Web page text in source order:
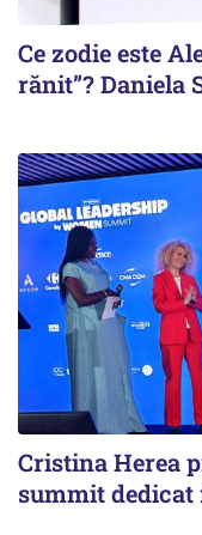
Ce zodie este
rănit”? Daniela
Cristina Herea
summit